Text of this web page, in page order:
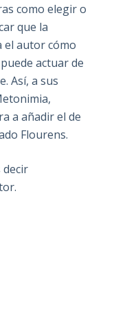
como elegir o
que la
el autor cómo
actuar de
Así, a sus
a añadir el de
Flourens.